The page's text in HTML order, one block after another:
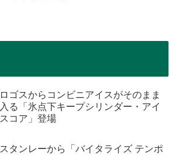
ロゴスからコンビニアイスがそのまま
入る「氷点下キープシリンダー・アイ
スコア」登場
スタンレーから「バイタライズ テンポ